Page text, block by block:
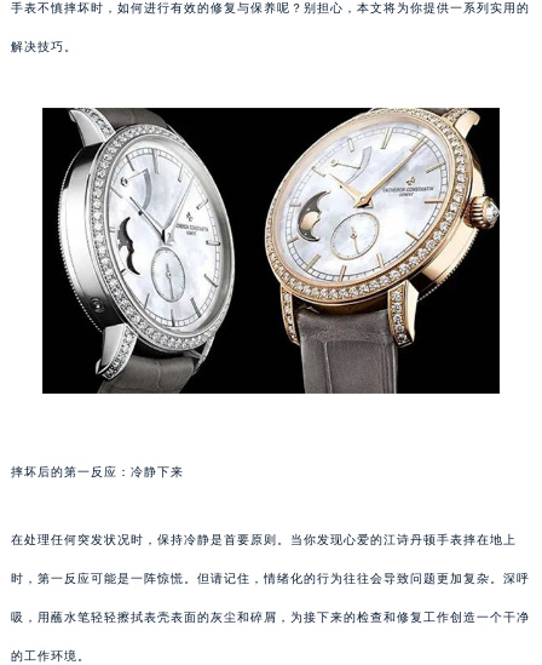
手表不慎摔坏时，如何进行有效的修复与保养呢？别担心，本文将为你提供一系列实用的
解决技巧。
摔坏后的第一反应：冷静下来
在处理任何突发状况时，保持冷静是首要原则。当你发现心爱的江诗丹顿手表摔在地上
时，第一反应可能是一阵惊慌。但请记住，情绪化的行为往往会导致问题更加复杂。深呼
吸，用蘸水笔轻轻擦拭表壳表面的灰尘和碎屑，为接下来的检查和修复工作创造一个干净
的工作环境。